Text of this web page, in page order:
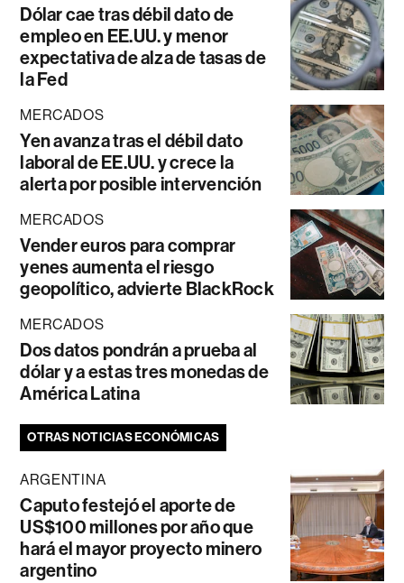
Dólar cae tras débil dato de
empleo en EE.UU. y menor
expectativa de alza de tasas de
la Fed
MERCADOS
Yen avanza tras el débil dato
laboral de EE.UU. y crece la
alerta por posible intervención
MERCADOS
Vender euros para comprar
yenes aumenta el riesgo
geopolítico, advierte BlackRock
MERCADOS
Dos datos pondrán a prueba al
dólar y a estas tres monedas de
América Latina
OTRAS NOTICIAS ECONÓMICAS
ARGENTINA
Caputo festejó el aporte de
US$100 millones por año que
hará el mayor proyecto minero
argentino